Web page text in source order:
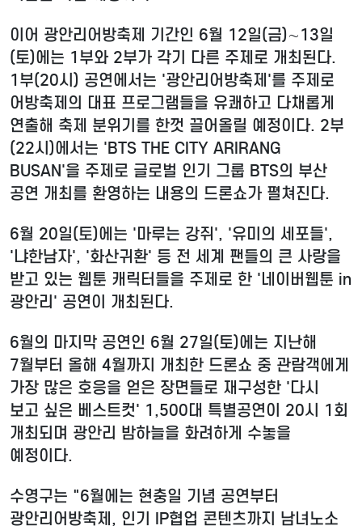
이어 광안리어방축제 기간인 6월 12일(금)∼13일
(토)에는 1부와 2부가 각기 다른 주제로 개최된다.
1부(20시) 공연에서는 '광안리어방축제'를 주제로
어방축제의 대표 프로그램들을 유쾌하고 다채롭게
연출해 축제 분위기를 한껏 끌어올릴 예정이다. 2부
(22시)에서는 'BTS THE CITY ARIRANG
BUSAN'을 주제로 글로벌 인기 그룹 BTS의 부산
공연 개최를 환영하는 내용의 드론쇼가 펼쳐진다.
6월 20일(토)에는 '마루는 강쥐', '유미의 세포들',
'냐한남자', '화산귀환' 등 전 세계 팬들의 큰 사랑을
받고 있는 웹툰 캐릭터들을 주제로 한 '네이버웹툰 in
광안리' 공연이 개최된다.
6월의 마지막 공연인 6월 27일(토)에는 지난해
7월부터 올해 4월까지 개최한 드론쇼 중 관람객에게
가장 많은 호응을 얻은 장면들로 재구성한 '다시
보고 싶은 베스트컷' 1,500대 특별공연이 20시 1회
개최되며 광안리 밤하늘을 화려하게 수놓을
예정이다.
수영구는 "6월에는 현충일 기념 공연부터
광안리어방축제, 인기 IP협업 콘텐츠까지 남녀노소